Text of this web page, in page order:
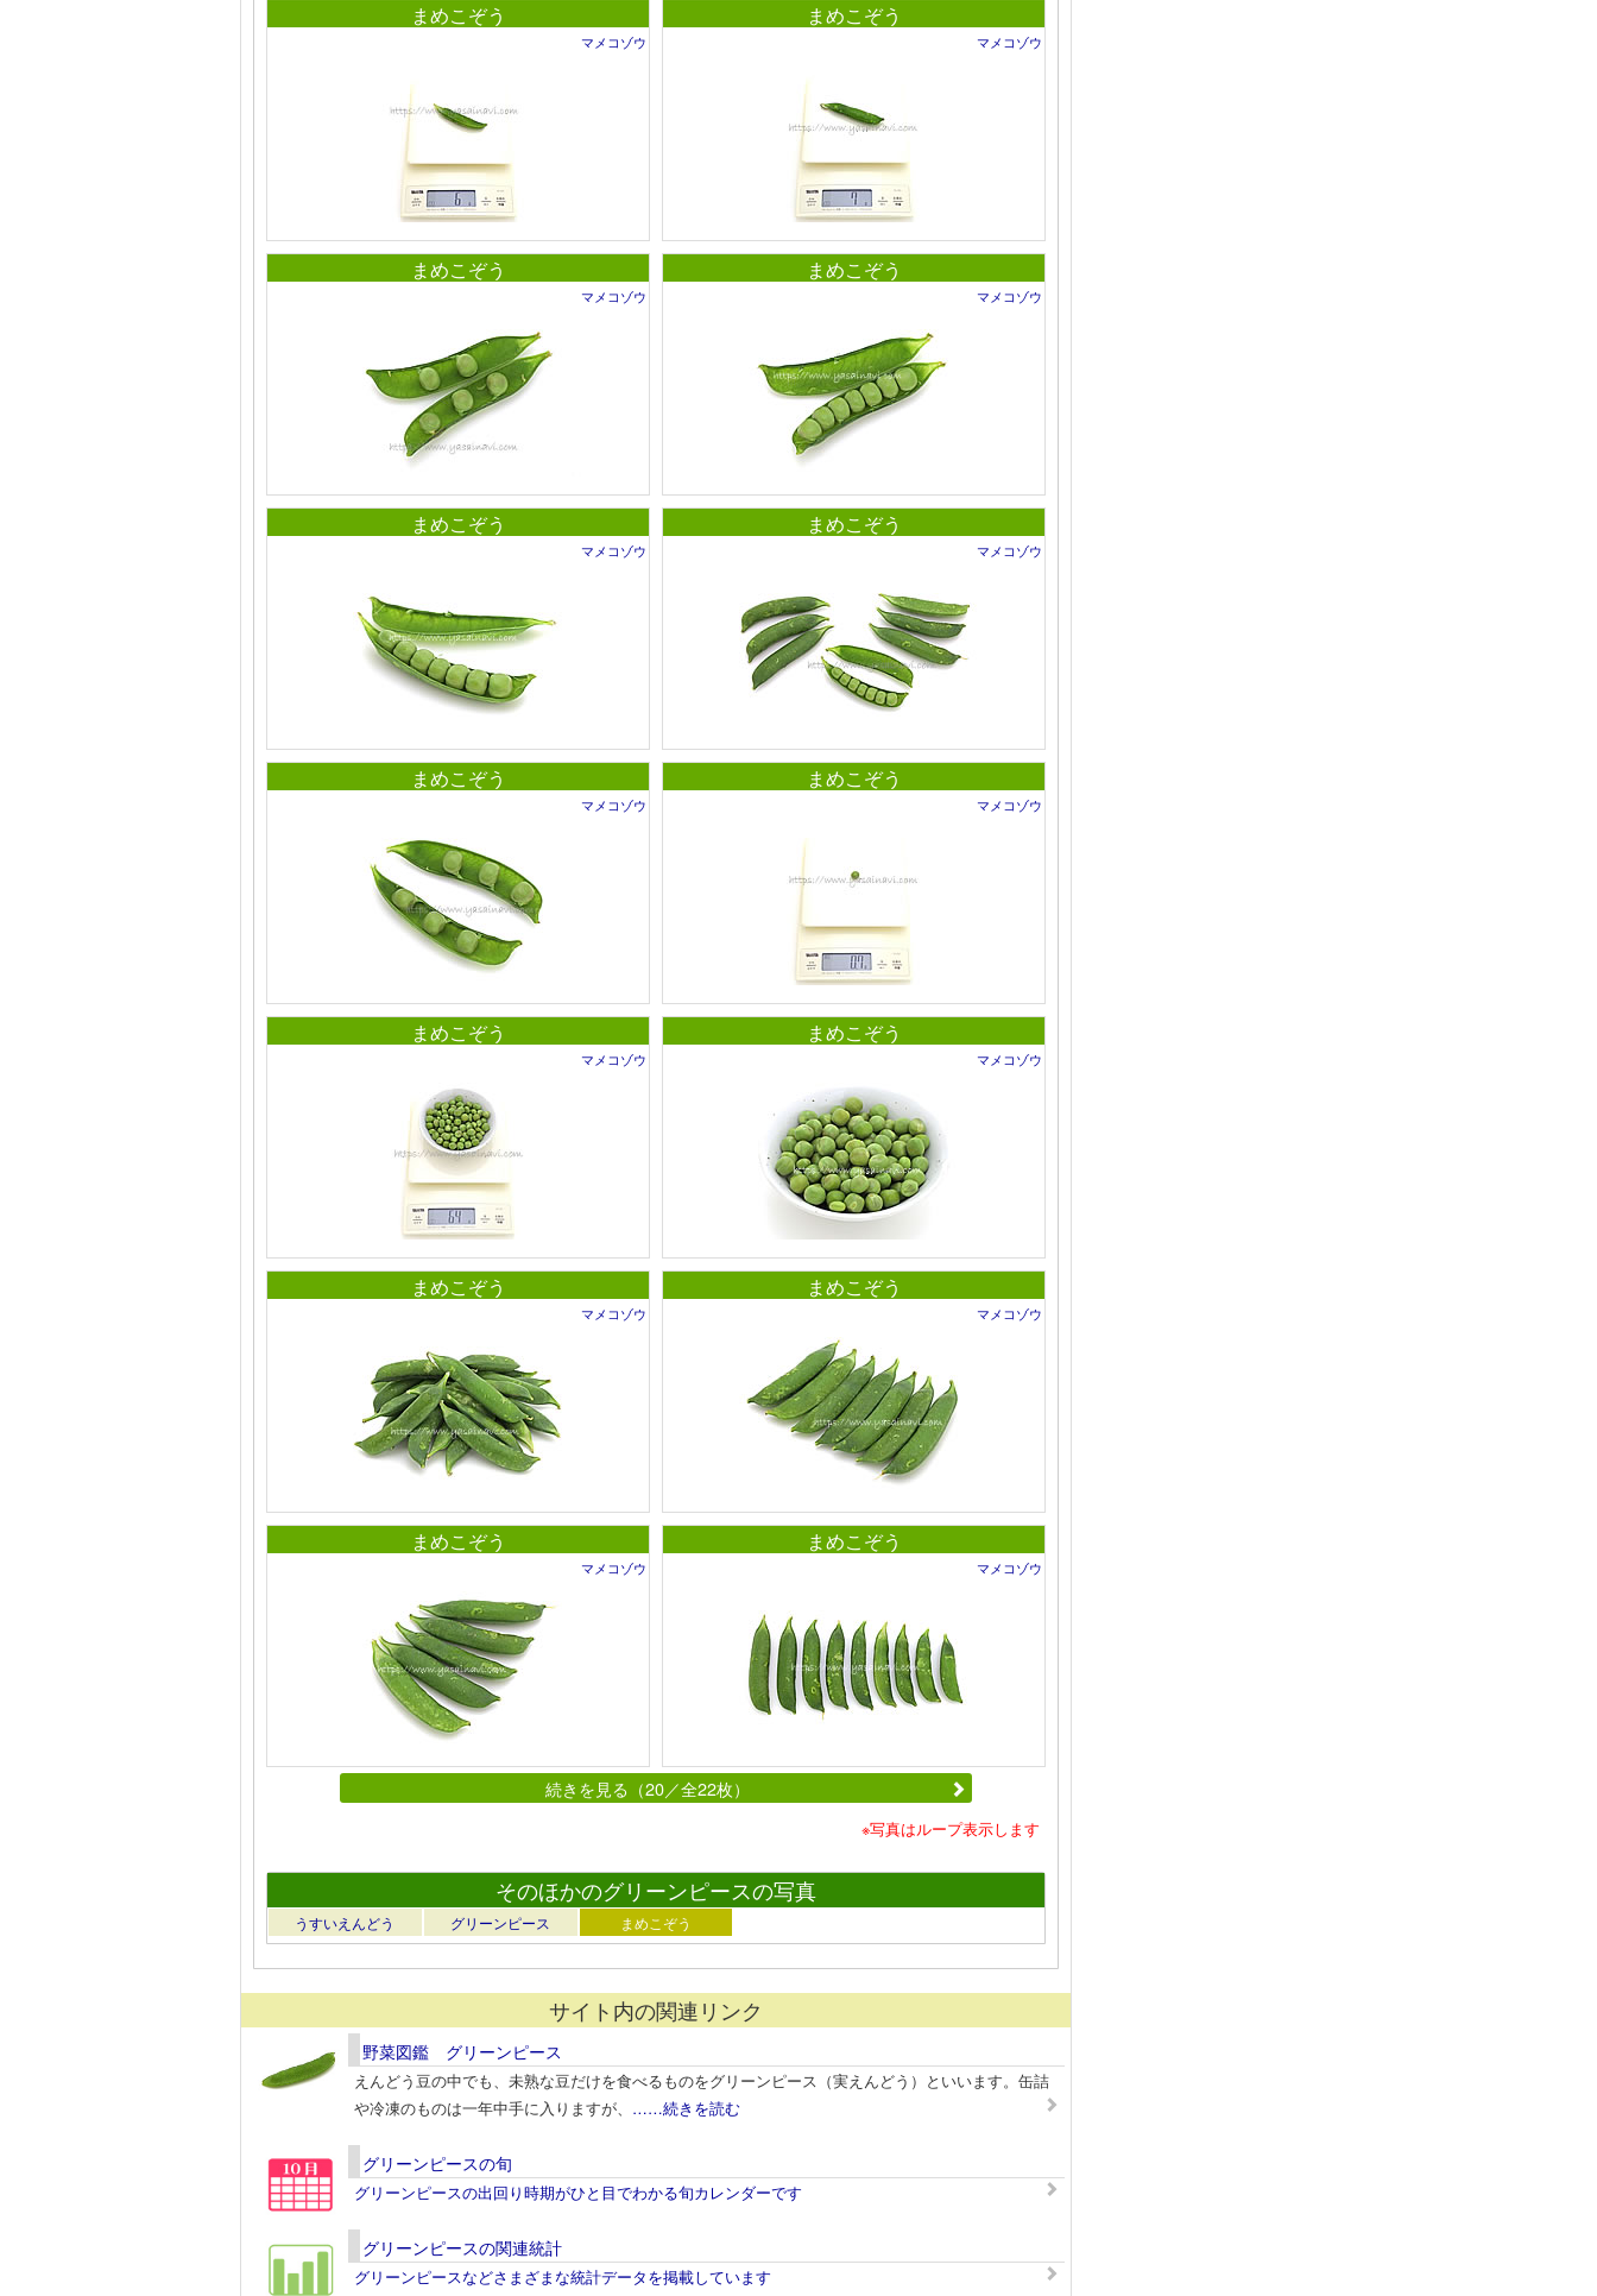
まめこぞう
マメコゾウ
まめこぞう
マメコゾウ
まめこぞう
マメコゾウ
まめこぞう
マメコゾウ
まめこぞう
マメコゾウ
まめこぞう
マメコゾウ
まめこぞう
マメコゾウ
まめこぞう
マメコゾウ
まめこぞう
マメコゾウ
まめこぞう
マメコゾウ
まめこぞう
マメコゾウ
まめこぞう
マメコゾウ
まめこぞう
マメコゾウ
まめこぞう
マメコゾウ
続きを見る（20／全22枚）
※写真はループ表示します
そのほかのグリーンピースの写真
うすいえんどう グリーンピース まめこぞう
サイト内の関連リンク
野菜図鑑 グリーンピース
えんどう豆の中でも、未熟な豆だけを食べるものをグリーンピース（実えんどう）といいます。缶詰
や冷凍のものは一年中手に入りますが、 ……続きを読む
グリーンピースの旬
グリーンピースの出回り時期がひと目でわかる旬カレンダーです
グリーンピースの関連統計
グリーンピースなどさまざまな統計データを掲載しています